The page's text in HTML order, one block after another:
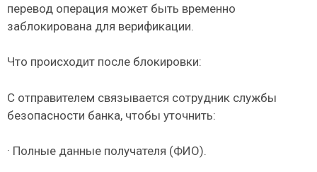
перевод операция может быть временно
заблокирована для верификации.
Что происходит после блокировки:
С отправителем связывается сотрудник службы
безопасности банка, чтобы уточнить:
· Полные данные получателя (ФИО).